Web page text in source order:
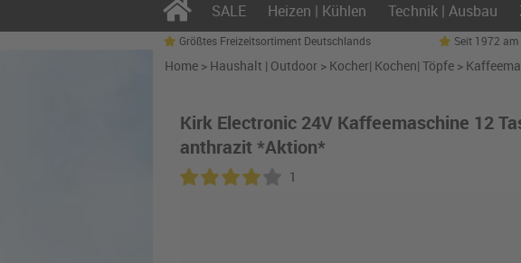
SALE Heizen | Kühlen Technik | Ausbau
Größtes Freizeitsortiment Deutschlands Seit 1972
Home > Haushalt | Outdoor > Kocher| Kochen| Töpfe >
Kirk Electronic 24V Kaffeemaschine 12
anthrazit *Aktion*
1